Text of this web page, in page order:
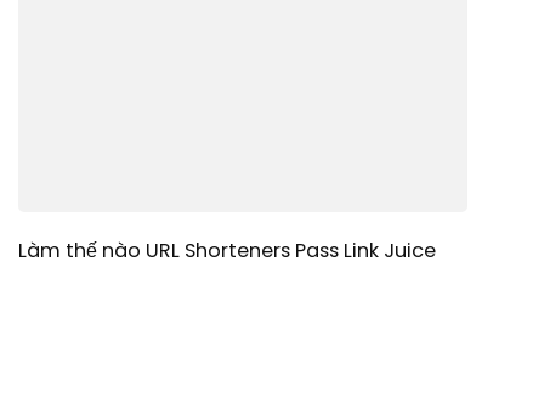
Làm thế nào URL Shorteners Pass Link Juice